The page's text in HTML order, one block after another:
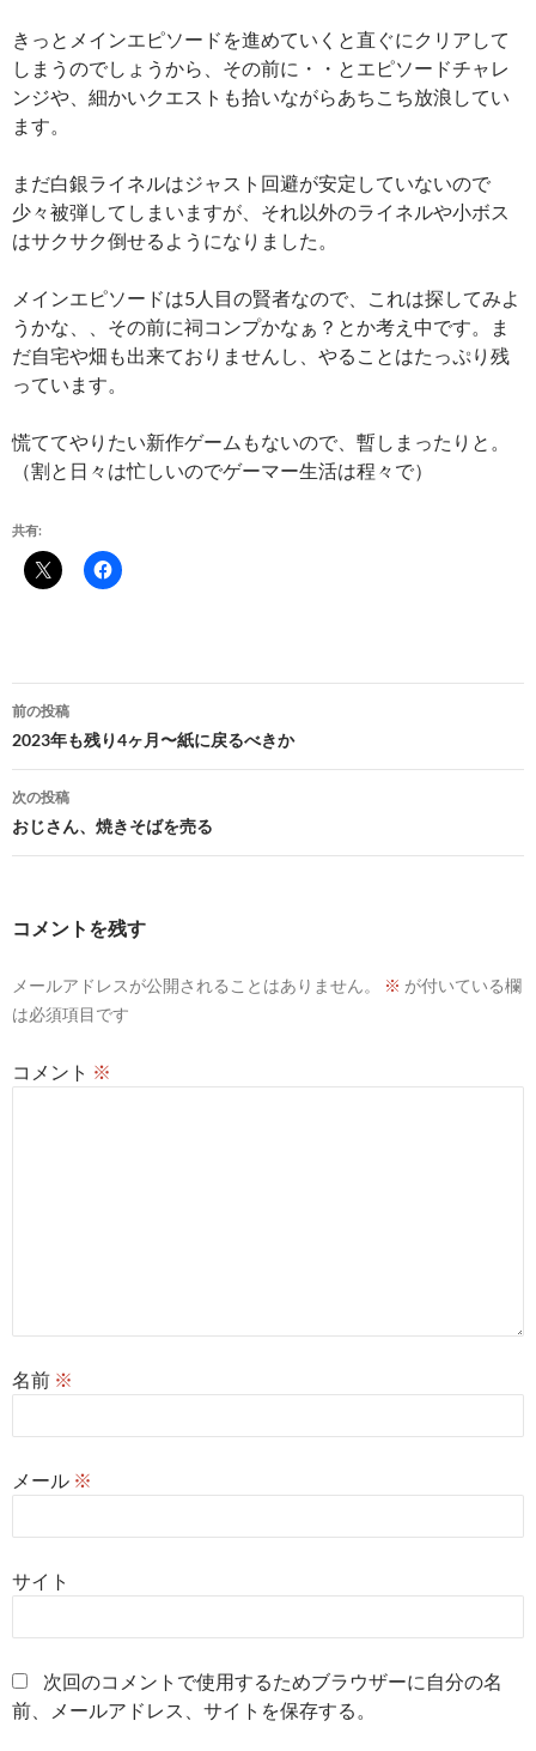
きっとメインエピソードを進めていくと直ぐにクリアして
しまうのでしょうから、その前に・・とエピソードチャレ
ンジや、細かいクエストも拾いながらあちこち放浪してい
ます。
まだ白銀ライネルはジャスト回避が安定していないので
少々被弾してしまいますが、それ以外のライネルや小ボス
はサクサク倒せるようになりました。
メインエピソードは5人目の賢者なので、これは探してみよ
うかな、、その前に祠コンプかなぁ？とか考え中です。ま
だ自宅や畑も出来ておりませんし、やることはたっぷり残
っています。
慌ててやりたい新作ゲームもないので、暫しまったりと。
（割と日々は忙しいのでゲーマー生活は程々で）
共有:
投
稿
ナ
ビ
ゲ
ョ
前の投稿
2023年も残り4ヶ月〜紙に戻るべきか
次の投稿
おじさん、焼きそばを売る
コメントを残す
メールアドレスが公開されることはありません。 ※ が付いている欄
は必須項目です
コメント ※
名前 ※
メール ※
サイト
次回のコメントで使用するためブラウザーに自分の名
前、メールアドレス、サイトを保存する。